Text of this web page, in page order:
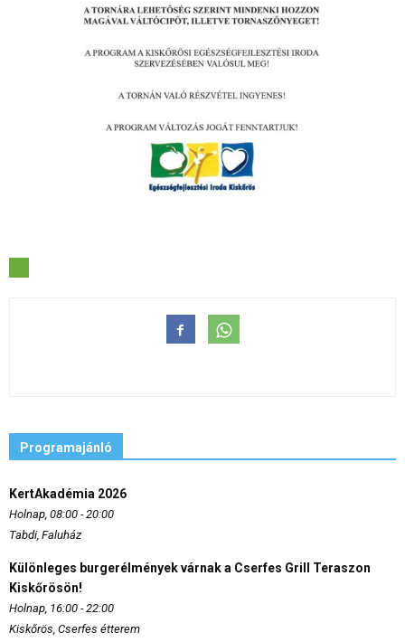
Programajánló
KertAkadémia 2026
Holnap, 08:00 - 20:00
Tabdi, Faluház
Különleges burgerélmények várnak a Cserfes Grill Teraszon
Kiskőrösön!
Holnap, 16:00 - 22:00
Kiskőrös, Cserfes étterem